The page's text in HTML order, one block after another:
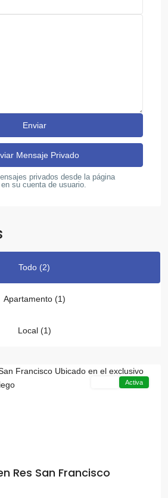
privados desde la página
su cuenta de usuario.
Todo (2)
Apartamento (1)
Local (1)
Activa
Res San Francisco